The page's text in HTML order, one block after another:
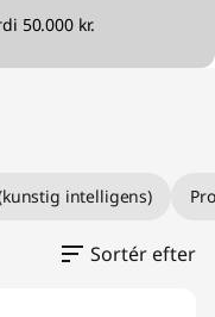
50.000 kr.
intelligens)
Sortér efter